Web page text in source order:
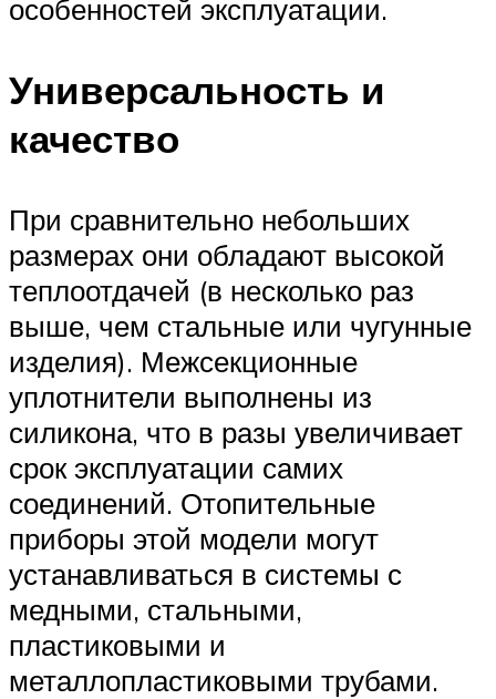
особенностей эксплуатации.
Универсальность и
качество
При сравнительно небольших
размерах они обладают высокой
теплоотдачей (в несколько раз
выше, чем стальные или чугунные
изделия). Межсекционные
уплотнители выполнены из
силикона, что в разы увеличивает
срок эксплуатации самих
соединений. Отопительные
приборы этой модели могут
устанавливаться в системы с
медными, стальными,
пластиковыми и
металлопластиковыми трубами.